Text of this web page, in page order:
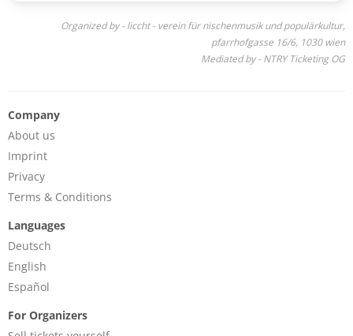
Organized by - liccht - verein für nischenmusik und populärkultur,
pfarrhofgasse 16/6, 1030 wien
Mediated by - NTRY Ticketing OG
Company
About us
Imprint
Privacy
Terms & Conditions
Languages
Deutsch
English
Español
For Organizers